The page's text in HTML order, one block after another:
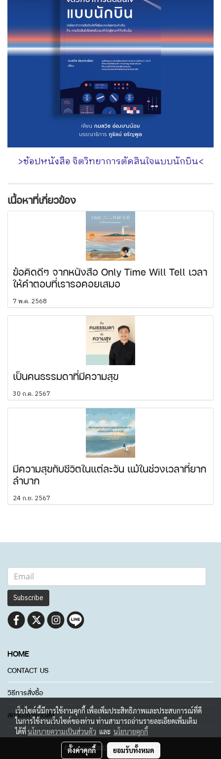
>ช้อปหนังสือ จิตวิทยาการตัดสินใจแบบนักบิน<
เนื้อหาที่เกี่ยวข้อง
ข้อคิดดีๆ จากหนังสือ Only Time Will Tell เวลา
ให้คำตอบที่เรารอคอยเสมอ
7 พ.ค. 2568
เป็นคนธรรมดาที่มีความสุข
30 ก.ค. 2567
มีความสุขกับชีวิตในแต่ละวัน แม้ในช่วงเวลาที่ยาก
ลำบาก
24 ก.ย. 2567
Subscribe
HOME
CONTACT US
วิธีการสั่งซื้อ
สถานะการจัดส่ง
© Copyright 2022 All Rights Reserved.
เว็บไซต์นี้มีการใช้งานคุกกี้ เพื่อเพิ่มประสิทธิภาพและประสบการณ์ที่ดี
ในการใช้งานเว็บไซต์ของท่าน ท่านสามารถอ่านรายละเอียดเพิ่มเติม
ได้ที่นโยบายความเป็นส่วนตัว และ นโยบายคุกกี้
ตั้งค่าคุกกี้ ยอมรับทั้งหมด